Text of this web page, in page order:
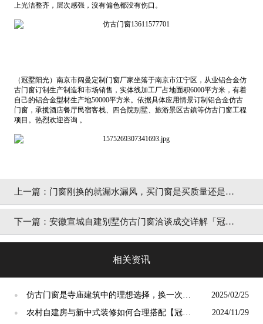
上光洁整齐，层次感强，沒有偏色都没有伤口。
（冠墅阳光）南京市阔曼定制门窗厂家坐落于南京市江宁区，从业铝合金仿
古门窗订制生产制造和市场销售，实体线加工厂占地面积6000平方米，有着
自己的铝合金型材生产地50000平方米。依据具体应用情景订制铝合金仿古
门窗，承揽酒店餐厅民宿客栈、四合院别墅、旅游景区古鎮等仿古门窗工程
项目。热烈欢迎咨询 。
上一篇： 门窗刚换的就漏水漏风，买门窗是买质量还是买
便宜呢？[冠墅阳光]
下一篇： 安徽宣城自建别墅仿古门窗洽谈成交详解「冠墅
相关资讯
●
仿古门窗是寺庙建筑中的理想选择，换一次用
终生【冠墅阳光】
2025/02/25
●
农村自建房与新中式装修如何合理搭配【冠墅
2024/11/29